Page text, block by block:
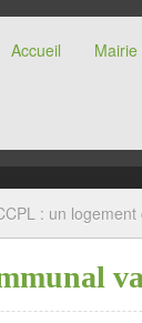
Accueil Mairie
: un